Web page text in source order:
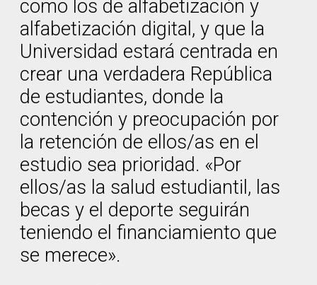
como los de alfabetización y
alfabetización digital, y que la
Universidad estará centrada en
crear una verdadera República
de estudiantes, donde la
contención y preocupación por
la retención de ellos/as en el
estudio sea prioridad. «Por
ellos/as la salud estudiantil, las
becas y el deporte seguirán
teniendo el financiamiento que
se merece».